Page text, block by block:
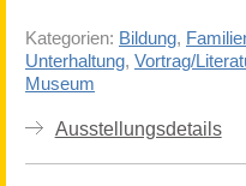
Kategorien: Bildung,
Unterhaltung, Vortrag/
Museum
Ausstellungsdetails